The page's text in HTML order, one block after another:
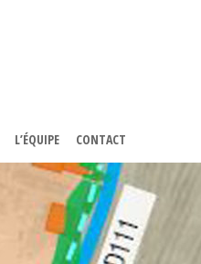
L’ÉQUIPE CONTACT